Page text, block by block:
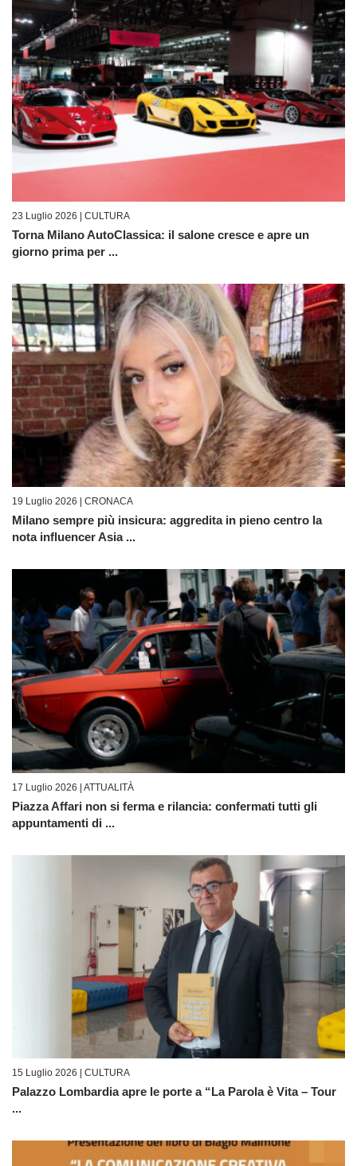
23 Luglio 2026 | CULTURA
Torna Milano AutoClassica: il salone cresce e apre un
giorno prima per ...
19 Luglio 2026 | CRONACA
Milano sempre più insicura: aggredita in pieno centro la
nota influencer Asia ...
17 Luglio 2026 | ATTUALITÀ
Piazza Affari non si ferma e rilancia: confermati tutti gli
appuntamenti di ...
15 Luglio 2026 | CULTURA
Palazzo Lombardia apre le porte a “La Parola è Vita – Tour
...